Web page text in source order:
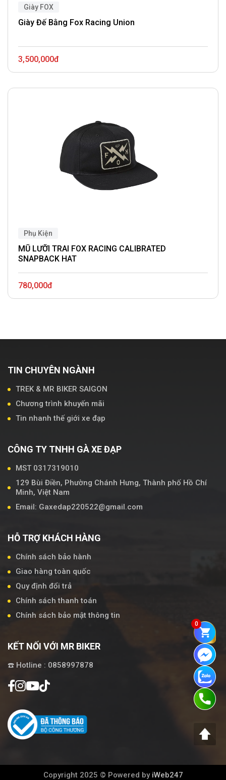
Giày FOX
Giày Đế Bằng Fox Racing Union
3,500,000đ
Phụ Kiện
MŨ LƯỠI TRAI FOX RACING CALIBRATED
SNAPBACK HAT
780,000đ
TIN CHUYÊN NGÀNH
TREK & MR BIKER SAIGON
Chương trình khuyến mãi
Tin nhanh thế giới xe đạp
CÔNG TY TNHH GÀ XE ĐẠP
MST 0317319010
129 Bùi Điền, Phường Chánh Hưng, Thành phố Hồ Chí
Minh, Việt Nam
Email: Gaxedap220522@gmail.com
HỖ TRỢ KHÁCH HÀNG
Chính sách bảo hành
Giao hàng toàn quốc
Quy định đổi trả
Chính sách thanh toán
Chính sách bảo mật thông tin
KẾT NỐI VỚI MR BIKER
☎️ Hotline : 0858997878
Copyright 2025 © Powered by iWeb247
0